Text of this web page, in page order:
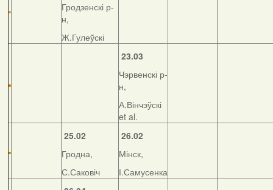
Гродзенскі р-
н,
Ж.Гулеўскі
23.03
Чэрвенскі р-
н,
А.Вінчэўскі
et al.
25.02
Гродна,
С.Саковіч
26.02
Мінск,
І.Самусенка